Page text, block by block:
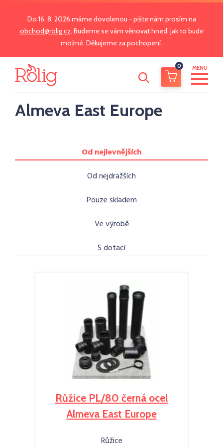
Do 16. 8. 2026 máme dovolenou - pište nám prosím na
obchod@rolig.cz. Budeme se vám věnovat hned, jak to bude
možné. Děkujeme za pochopení.
0 MENU
Almeva East Europe
Od nejlevnějších
Od nejdražších
Pouze skladem
Ve výrobě
S dotací
Růžice PL/80 černá ocel
Almeva East Europe
Růžice